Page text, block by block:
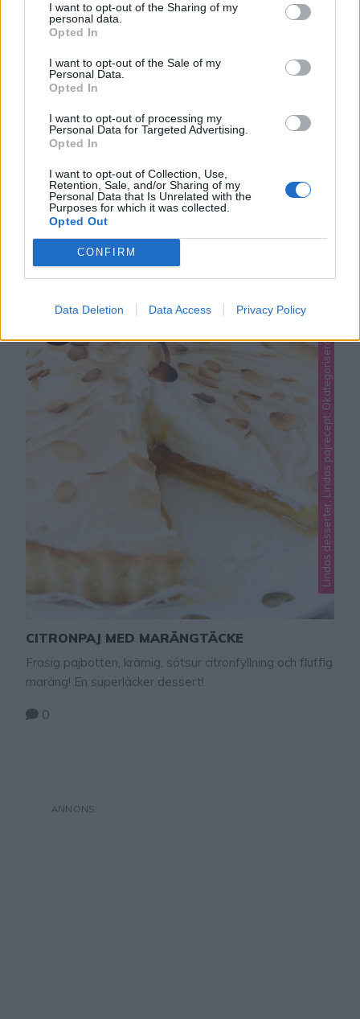
I want to opt-out of the Sharing of my
personal data.
Opted In
I want to opt-out of the Sale of my
Personal Data.
Opted In
I want to opt-out of processing my
Personal Data for Targeted Advertising.
Opted In
I want to opt-out of Collection, Use,
Retention, Sale, and/or Sharing of my
Personal Data that Is Unrelated with the
Purposes for which it was collected.
Opted Out
CONFIRM
Data Deletion Data Access Privacy Policy
KLASSISK KLADDKAKA
som finns och det här receptet är väl beprövat.
Lindas desserter, Lindas pajrecept, Okategoriserade
CITRONPAJ MED MARÄNGTÄCKE
Frasig pajbotten, krämig, sötsur citronfyllning och fluffig
maräng! En superläcker dessert!
0